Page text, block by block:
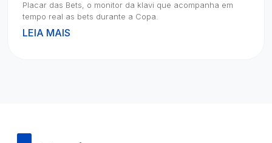
Placar das Bets, o monitor da klavi que acompanha em
tempo real as bets durante a Copa.
LEIA MAIS